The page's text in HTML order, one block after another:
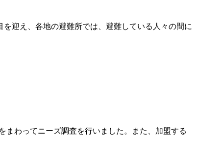
迎え、各地の避難所では、避難している人々の間に
まわってニーズ調査を行いました。また、加盟する